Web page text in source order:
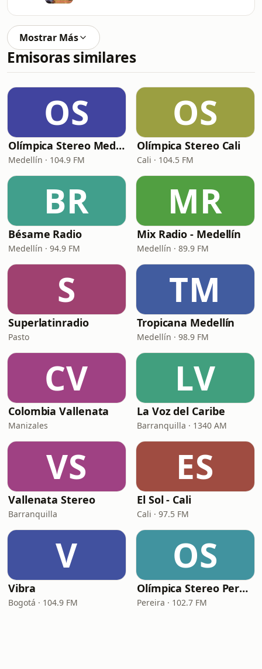
Mostrar Más
Emisoras similares
OS
Olímpica Stereo Medellín
Medellín · 104.9 FM
OS
Olímpica Stereo Cali
Cali · 104.5 FM
BR
Bésame Radio
Medellín · 94.9 FM
MR
Mix Radio - Medellín
Medellín · 89.9 FM
S
Superlatinradio
Pasto
TM
Tropicana Medellín
Medellín · 98.9 FM
CV
Colombia Vallenata
Manizales
LV
La Voz del Caribe
Barranquilla · 1340 AM
VS
Vallenata Stereo
Barranquilla
ES
El Sol - Cali
Cali · 97.5 FM
V
Vibra
Bogotá · 104.9 FM
OS
Olímpica Stereo Pereira
Pereira · 102.7 FM